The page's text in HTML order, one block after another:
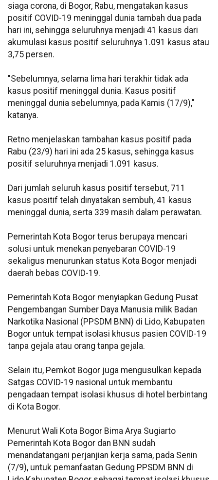
siaga corona, di Bogor, Rabu, mengatakan kasus
positif COVID-19 meninggal dunia tambah dua pada
hari ini, sehingga seluruhnya menjadi 41 kasus dari
akumulasi kasus positif seluruhnya 1.091 kasus atau
3,75 persen.
"Sebelumnya, selama lima hari terakhir tidak ada
kasus positif meninggal dunia. Kasus positif
meninggal dunia sebelumnya, pada Kamis (17/9),"
katanya.
Retno menjelaskan tambahan kasus positif pada
Rabu (23/9) hari ini ada 25 kasus, sehingga kasus
positif seluruhnya menjadi 1.091 kasus.
Dari jumlah seluruh kasus positif tersebut, 711
kasus positif telah dinyatakan sembuh, 41 kasus
meninggal dunia, serta 339 masih dalam perawatan.
Pemerintah Kota Bogor terus berupaya mencari
solusi untuk menekan penyebaran COVID-19
sekaligus menurunkan status Kota Bogor menjadi
daerah bebas COVID-19.
Pemerintah Kota Bogor menyiapkan Gedung Pusat
Pengembangan Sumber Daya Manusia milik Badan
Narkotika Nasional (PPSDM BNN) di Lido, Kabupaten
Bogor untuk tempat isolasi khusus pasien COVID-19
tanpa gejala atau orang tanpa gejala.
Selain itu, Pemkot Bogor juga mengusulkan kepada
Satgas COVID-19 nasional untuk membantu
pengadaan tempat isolasi khusus di hotel berbintang
di Kota Bogor.
Menurut Wali Kota Bogor Bima Arya Sugiarto
Pemerintah Kota Bogor dan BNN sudah
menandatangani perjanjian kerja sama, pada Senin
(7/9), untuk pemanfaatan Gedung PPSDM BNN di